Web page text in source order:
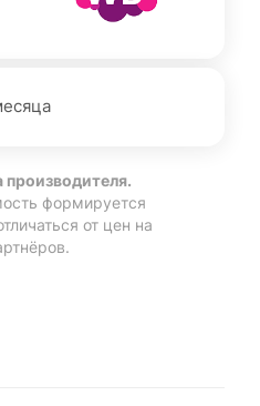
производителя.
формируется
от цен на